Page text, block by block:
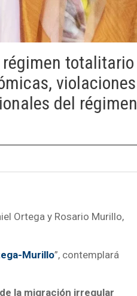
totalitario
violaciones
del régimen
Ortega y Rosario Murillo,
Murillo”, contemplará
la migración irregular